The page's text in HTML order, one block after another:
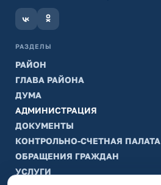
РАЗДЕЛЫ
РАЙОН
ГЛАВА РАЙОНА
ДУМА
АДМИНИСТРАЦИЯ
ДОКУМЕНТЫ
КОНТРОЛЬНО-СЧЕТНАЯ ПАЛАТА
ОБРАЩЕНИЯ ГРАЖДАН
УСЛУГИ